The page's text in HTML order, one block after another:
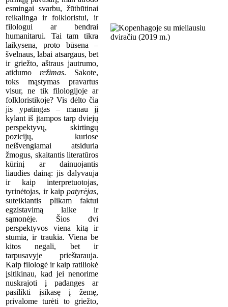
esmingai svarbu, žūtbūtinai
reikalinga ir folkloristui, ir
filologui ar bendrai
humanitarui. Tai tam tikra
laikysena, proto būsena –
švelnaus, labai atsargaus, bet
ir griežto, aštraus jautrumo,
atidumo režimas. Sakote,
toks mąstymas pravartus
visur, ne tik filologijoje ar
folkloristikoje? Vis dėlto čia
jis ypatingas – manau jį
kylant iš įtampos tarp dviejų
perspektyvų, skirtingų
pozicijų, kuriose
neišvengiamai atsiduria
žmogus, skaitantis literatūros
kūrinį ar dainuojantis
liaudies dainą: jis dalyvauja
ir kaip interpretuotojas,
tyrinėtojas, ir kaip patyrėjas,
suteikiantis plikam faktui
egzistavimą laike ir
sąmonėje. Šios dvi
perspektyvos viena kitą ir
stumia, ir traukia. Viena be
kitos negali, bet ir
tarpusavyje prieštarauja.
Kaip filologė ir kaip ratiliokė
įsitikinau, kad jei nenorime
nuskrajoti į padanges ar
pasilikti įsikasę į žemę,
privalome turėti to griežto,